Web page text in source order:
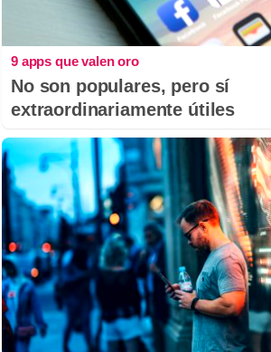
9 apps que valen oro
No son populares, pero sí
extraordinariamente útiles